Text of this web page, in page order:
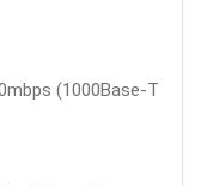
(1000Base-T